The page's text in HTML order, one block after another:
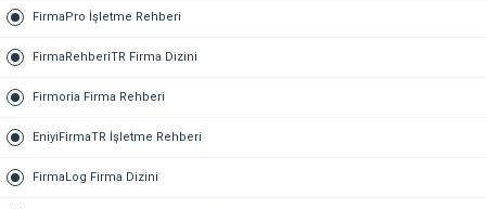
FirmaPro İşletme Rehberi
FirmaRehberiTR Firma Dizini
Firmoria Firma Rehberi
EniyiFirmaTR İşletme Rehberi
FirmaLog Firma Dizini